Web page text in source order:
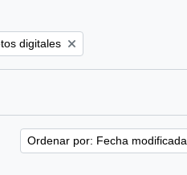
digitales
Ordenar por: Fecha modificada